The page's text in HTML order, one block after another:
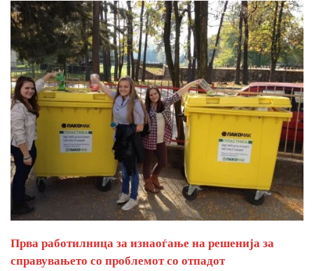
Прва работилница за изнаоѓање на решенија за
справувањето со проблемот со отпадот